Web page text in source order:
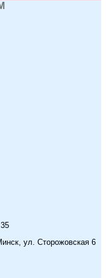
ул. Сторожовская 6